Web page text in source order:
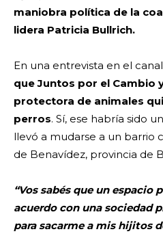
maniobra política de la
lidera Patricia Bullrich.
En una entrevista en el
que Juntos por el Cambio
protectora de animales
perros. Sí, ese habría sido
llevó a mudarse a un barrio
de Benavídez, provincia de
“Vos sabés que un
acuerdo con una sociedad
para sacarme a mis hijitos